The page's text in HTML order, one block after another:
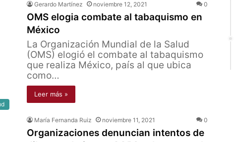
Gerardo Martínez noviembre 12, 2021 0
OMS elogia combate al tabaquismo en
México
La Organización Mundial de la Salud
(OMS) elogió el combate al tabaquismo
que realiza México, país al que ubica
como…
Leer más »
María Fernanda Ruiz noviembre 11, 2021 0
Organizaciones denuncian intentos de